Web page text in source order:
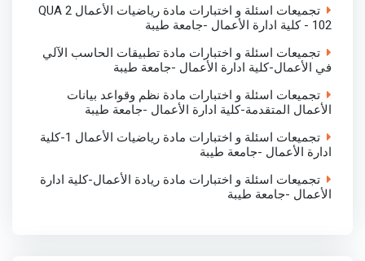
تجميعات اسئلة و اختبارات مادة رياضيات الأعمال 2 QUA
102 - كلية ادارة الأعمال -جامعة طيبة
تجميعات اسئلة و اختبارات مادة تطبيقات الحاسب الآلي
في الأعمال-كلية ادارة الأعمال -جامعة طيبة
تجميعات اسئلة و اختبارات مادة نظم وقواعد بيانات
الأعمال المتقدمة-كلية ادارة الأعمال -جامعة طيبة
تجميعات اسئلة و اختبارات مادة رياضيات الأعمال 1-كلية
ادارة الأعمال -جامعة طيبة
تجميعات اسئلة و اختبارات مادة ريادة الأعمال-كلية ادارة
الأعمال -جامعة طيبة